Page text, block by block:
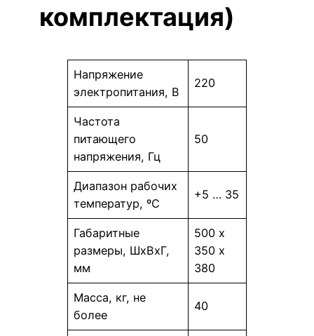
комплектация)
Напряжение
электропитания, В
220
Частота
питающего
напряжения, Гц
50
Диапазон рабочих
температур, ºС
+5 … 35
Габаритные
размеры, ШхВхГ,
мм
500 х
350 х
380
Масса, кг, не
более
40